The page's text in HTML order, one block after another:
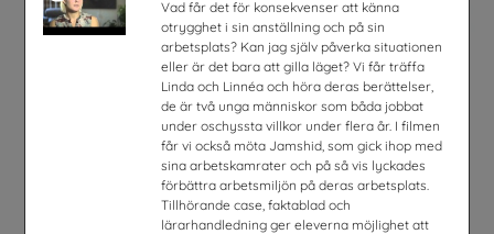
Vad får det för konsekvenser att känna
otrygghet i sin anställning och på sin
arbetsplats? Kan jag själv påverka situationen
eller är det bara att gilla läget? Vi får träffa
Linda och Linnéa och höra deras berättelser,
de är två unga människor som båda jobbat
under oschyssta villkor under flera år. I filmen
får vi också möta Jamshid, som gick ihop med
sina arbetskamrater och på så vis lyckades
förbättra arbetsmiljön på deras arbetsplats.
Tillhörande case, faktablad och
lärarhandledning ger eleverna möjlighet att